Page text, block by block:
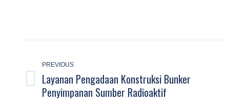
navigation
PREVIOUS
Previous
post:
Layanan Pengadaan Konstruksi Bunker
Penyimpanan Sumber Radioaktif